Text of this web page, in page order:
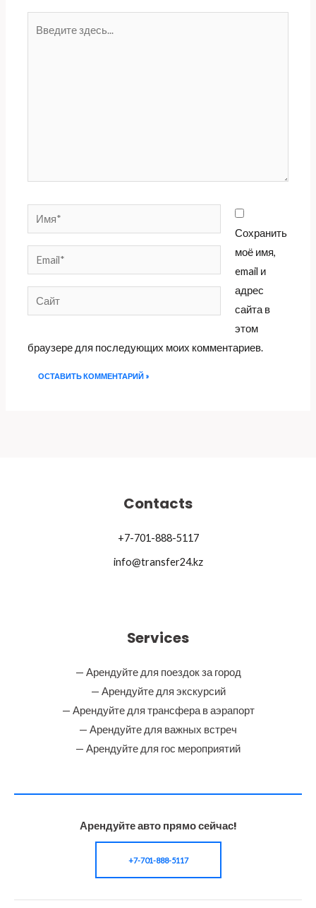
здесь...
Имя*
Email*
Сайт
Сохранить
моё имя,
email и
адрес
сайта в
этом
браузере для последующих моих комментариев.
Contacts
+7-701-888-5117
info@transfer24.kz
Services
— Арендуйте для поездок за город
— Арендуйте для экскурсий
— Арендуйте для трансфера в аэрапорт
— Арендуйте для важных встреч
— Арендуйте для гос мероприятий
Арендуйте авто прямо сейчас!
+7-701-888-5117